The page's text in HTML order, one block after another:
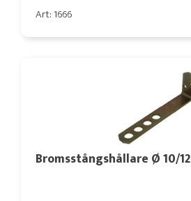
Art: 1666
Bromsstångshållare Ø 10/12